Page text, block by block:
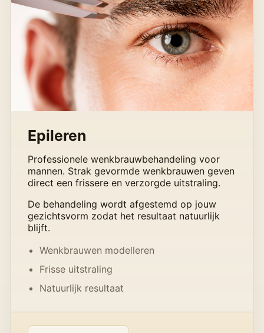
Epileren
Professionele wenkbrauwbehandeling voor
mannen. Strak gevormde wenkbrauwen geven
direct een frissere en verzorgde uitstraling.
De behandeling wordt afgestemd op jouw
gezichtsvorm zodat het resultaat natuurlijk
blijft.
Wenkbrauwen modelleren
Frisse uitstraling
Natuurlijk resultaat